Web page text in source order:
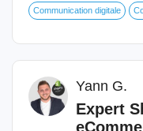
Communication digitale
Yann G.
Expert